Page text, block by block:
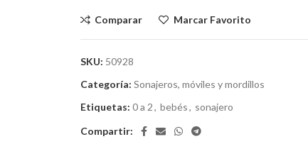
Comparar Marcar Favorito
SKU: 50928
Categoría: Sonajeros, móviles y mordillos
Etiquetas: 0 a 2, bebés, sonajero
Compartir: